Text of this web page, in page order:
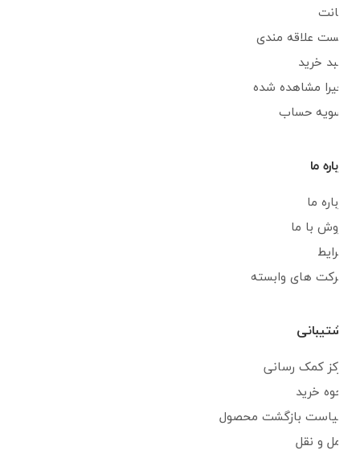
اکانت
لیست علاقه مندی
سبد خرید
اخیرا مشاهده شده
تسویه حساب
درباره ما
درباره ما
فروش با ما
شرایط
شرکت های وابسته
پشتیبانی
مرکز کمک رسانی
نحوه خرید
سیاست بازگشت محصول
حمل و نقل